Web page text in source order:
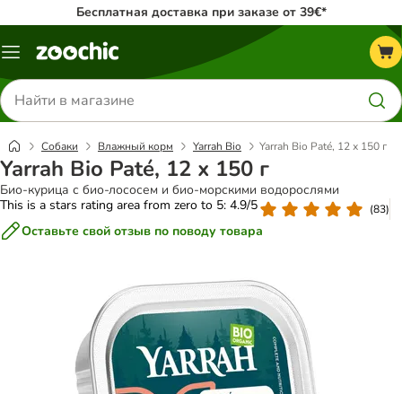
Бесплатная доставка при заказе от 39€*
Каталог
Поиск
товаров
Собаки Влажный корм Yarrah Bio Yarrah Bio Paté, 12 х 150 г
Yarrah Bio Paté, 12 х 150 г
Био-курица с био-лососем и био-морскими водорослями
This is a stars rating area from zero to 5: 4.9/5
(83)
Оставьте свой отзыв по поводу товара